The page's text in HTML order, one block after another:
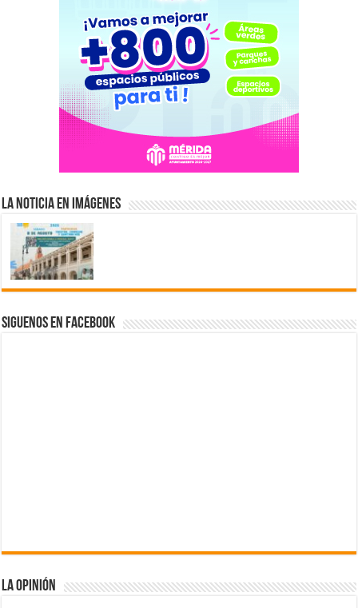
La Noticia en Imágenes
Siguenos en Facebook
La Opinión